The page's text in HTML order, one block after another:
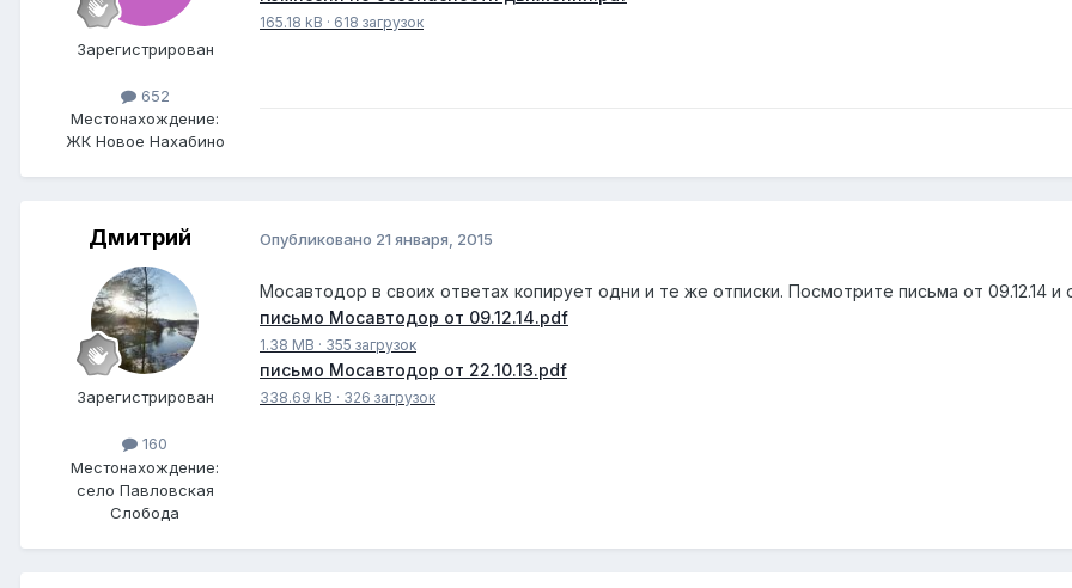
Зарегистрирован
652
Местонахождение:
ЖК Новое Нахабино
165.18 kB · 618 загрузок
Дмитрий
Зарегистрирован
160
Местонахождение:
село Павловская
Слобода
Опубликовано 21 января, 2015
Мосавтодор в своих ответах копирует одни и те же отписки. Посмотрите письма от 09.12.14 и
письмо Мосавтодор от 09.12.14.pdf
1.38 MB · 355 загрузок
письмо Мосавтодор от 22.10.13.pdf
338.69 kB · 326 загрузок